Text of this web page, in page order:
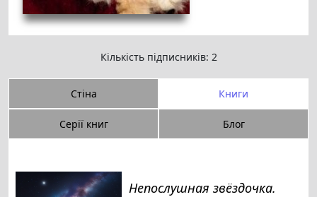
Кількість підписників: 2
Стіна Книги
Серії книг Блог
Непослушная звёздочка.